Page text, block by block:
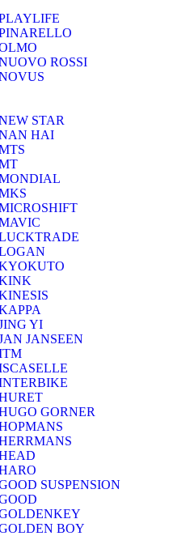
ROSSI
STAR
HAI
YI
JANSEEN
GORNER
SUSPENSION
BOY